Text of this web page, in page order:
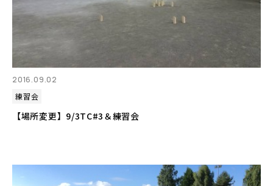
2016.09.02
練習会
【場所変更】9/3TC#3＆練習会